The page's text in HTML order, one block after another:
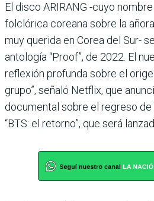
El disco ARIRANG -cuyo
folclórica coreana sobre la
muy querida en Corea del Sur-
antología “Proof”, de 2022. El
reflexión profunda sobre el
grupo”, señaló Netflix, que
documental sobre el regreso
“BTS: el retorno”, que será